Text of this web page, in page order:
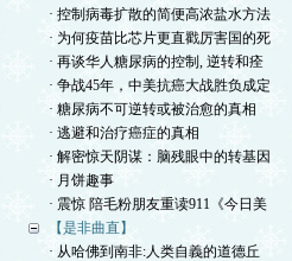
· 控制病毒扩散的简便高浓盐水方法
· 为何疫苗比芯片更直戳厉害国的死
· 再谈华人糖尿病的控制, 逆转和痊
· 争战45年，中美抗癌大战胜负成定
· 糖尿病不可逆转或被治愈的真相
· 逃避和治疗癌症的真相
· 解密惊天阴谋：脑残眼中的转基因
· 月饼趣事
· 震惊 陪毛粉朋友重读911《今日美
【是非曲直】
· 从哈佛到南非:人类自義的道德丘